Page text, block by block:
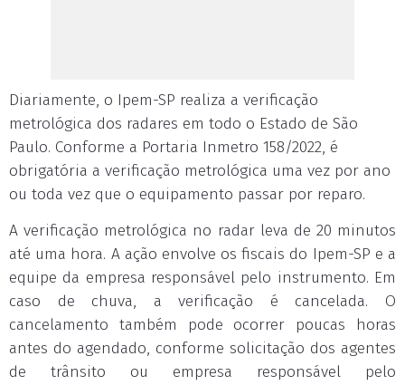
Diariamente, o Ipem-SP realiza a verificação
metrológica dos radares em todo o Estado de São
Paulo. Conforme a Portaria Inmetro 158/2022, é
obrigatória a verificação metrológica uma vez por ano
ou toda vez que o equipamento passar por reparo.
A verificação metrológica no radar leva de 20 minutos
até uma hora. A ação envolve os fiscais do Ipem-SP e a
equipe da empresa responsável pelo instrumento. Em
caso de chuva, a verificação é cancelada. O
cancelamento também pode ocorrer poucas horas
antes do agendado, conforme solicitação dos agentes
de trânsito ou empresa responsável pelo